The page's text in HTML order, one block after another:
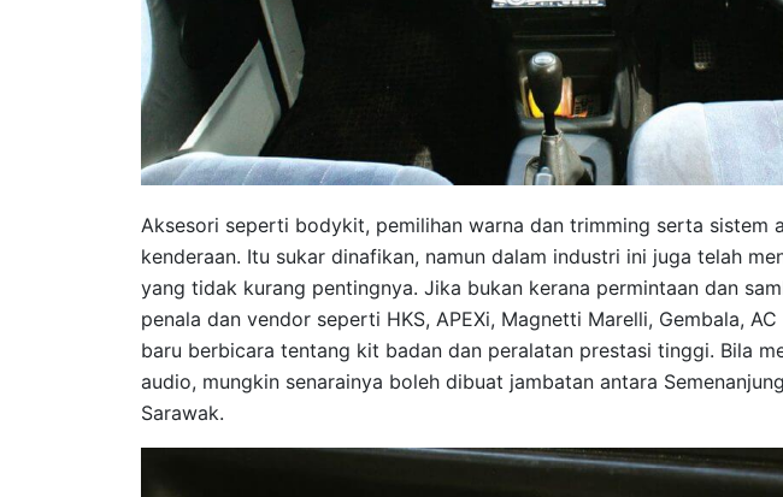
Aksesori seperti bodykit, pemilihan warna dan trimming serta sistem
kenderaan. Itu sukar dinafikan, namun dalam industri ini juga telah
yang tidak kurang pentingnya. Jika bukan kerana permintaan dan
penala dan vendor seperti HKS, APEXi, Magnetti Marelli, Gembala,
baru berbicara tentang kit badan dan peralatan prestasi tinggi. Bila
audio, mungkin senarainya boleh dibuat jambatan antara
Sarawak.